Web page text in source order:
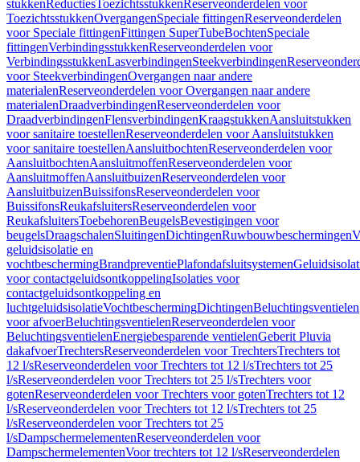
stukkenReductiesToezichtsstukkenReserveonderdelen voor
ToezichtsstukkenOvergangenSpeciale fittingenReserveonderdelen
voor Speciale fittingenFittingen SuperTubeBochtenSpeciale
fittingenVerbindingsstukkenReserveonderdelen voor
VerbindingsstukkenLasverbindingenSteekverbindingen
voor SteekverbindingenOvergangen naar andere
materialenReserveonderdelen voor Overgangen naar andere
materialenDraadverbindingenReserveonderdelen voor
DraadverbindingenFlensverbindingenKraagstukkenAansluitstukken
voor sanitaire toestellenReserveonderdelen voor Aansluitstukken
voor sanitaire toestellenAansluitbochtenReserveonderdelen voor
AansluitbochtenAansluitmoffenReserveonderdelen voor
AansluitmoffenAansluitbuizenReserveonderdelen voor
AansluitbuizenBuissifonsReserveonderdelen voor
BuissifonsReukafsluitersReserveonderdelen voor
ReukafsluitersToebehorenBeugelsBevestigingen voor
beugelsDraagschalenSluitingenDichtingenRuwbouwbeschermingen
geluidsisolatie en
vochtbeschermingBrandpreventiePlafondafsluitsystemen
voor contactgeluidsontkoppelingIsolaties voor
contactgeluidsontkoppeling en
luchtgeluidsisolatieVochtbeschermingDichtingenBeluchtingsventielen
voor afvoerBeluchtingsventielenReserveonderdelen voor
BeluchtingsventielenEnergiebesparende ventielenGeberit Pluvia
dakafvoerTrechtersReserveonderdelen voor TrechtersTrechters tot
12 l/sReserveonderdelen voor Trechters tot 12 l/sTrechters tot 25
l/sReserveonderdelen voor Trechters tot 25 l/sTrechters voor
gotenReserveonderdelen voor Trechters voor gotenTrechters tot 12
l/sReserveonderdelen voor Trechters tot 12 l/sTrechters tot 25
l/sReserveonderdelen voor Trechters tot 25
l/sDampschermelementenReserveonderdelen voor
DampschermelementenVoor trechters tot 12 l/sReserveonderdelen